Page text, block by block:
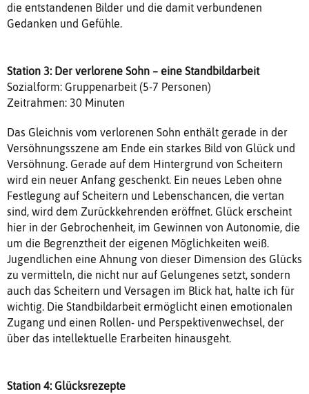
die entstandenen Bilder und die damit verbundenen
Gedanken und Gefühle.
Station 3: Der verlorene Sohn – eine Standbildarbeit
Sozialform: Gruppenarbeit (5-7 Personen)
Zeitrahmen: 30 Minuten
Das Gleichnis vom verlorenen Sohn enthält gerade in der
Versöhnungsszene am Ende ein starkes Bild von Glück und
Versöhnung. Gerade auf dem Hintergrund von Scheitern
wird ein neuer Anfang geschenkt. Ein neues Leben ohne
Festlegung auf Scheitern und Lebenschancen, die vertan
sind, wird dem Zurückkehrenden eröffnet. Glück erscheint
hier in der Gebrochenheit, im Gewinnen von Autonomie, die
um die Begrenztheit der eigenen Möglichkeiten weiß.
Jugendlichen eine Ahnung von dieser Dimension des Glücks
zu vermitteln, die nicht nur auf Gelungenes setzt, sondern
auch das Scheitern und Versagen im Blick hat, halte ich für
wichtig. Die Standbildarbeit ermöglicht einen emotionalen
Zugang und einen Rollen- und Perspektivenwechsel, der
über das intellektuelle Erarbeiten hinausgeht.
Station 4: Glücksrezepte